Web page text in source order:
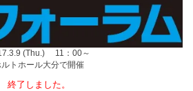
(Thu.) 11：00～
ルトホール大分で開催
終了しました。